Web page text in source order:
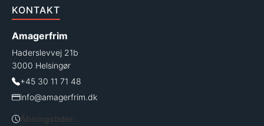
KONTAKT
Amagerfrim
Haderslevvej 21b
3000 Helsingør
+45 30 11 71 48
info@amagerfrim.dk
Åbningstider: